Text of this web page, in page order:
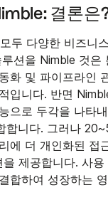
결론은
두 다양한 비즈니
션을 Nimble 것은
화 및 파이프라인
입니다. 반면
으로 두각을 나타
합니다. 그러나
에 더 개인화된 접
제공합니다. 사
합하여 성장하는